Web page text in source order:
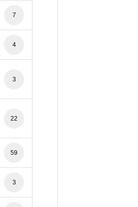
7
4
3
22
59
3